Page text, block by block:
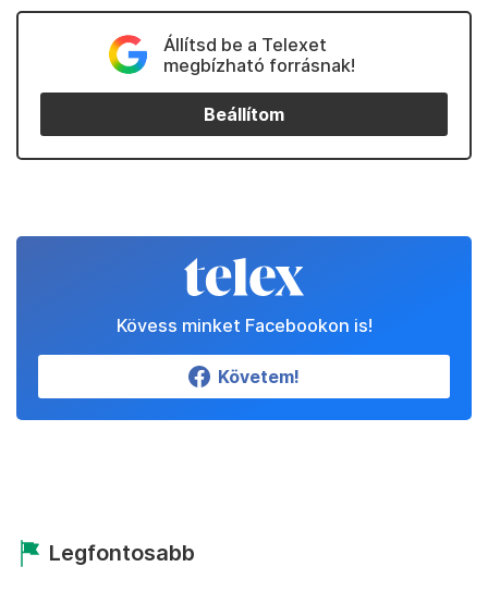
Állítsd be a Telexet
megbízható forrásnak!
Beállítom
Kövess minket Facebookon is!
Követem!
Legfontosabb